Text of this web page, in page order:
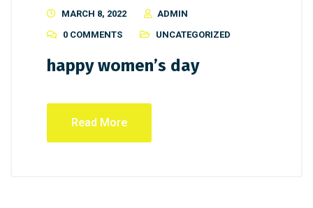
MARCH 8, 2022
ADMIN
0 COMMENTS
UNCATEGORIZED
happy women’s day
Read More